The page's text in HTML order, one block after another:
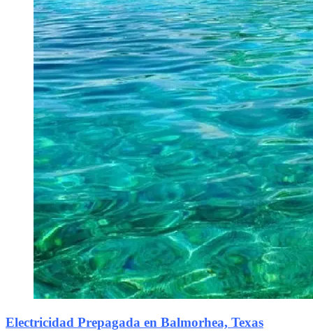
Electricidad Prepagada en Balmorhea, Texas